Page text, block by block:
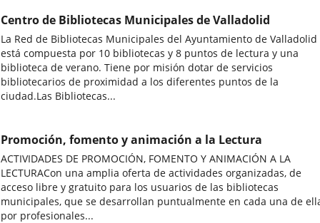
Centro de Bibliotecas Municipales de Valladolid
La Red de Bibliotecas Municipales del Ayuntamiento de Valladolid
está compuesta por 10 bibliotecas y 8 puntos de lectura y una
biblioteca de verano. Tiene por misión dotar de servicios
bibliotecarios de proximidad a los diferentes puntos de la
ciudad.Las Bibliotecas...
Promoción, fomento y animación a la Lectura
ACTIVIDADES DE PROMOCIÓN, FOMENTO Y ANIMACIÓN A LA
LECTURACon una amplia oferta de actividades organizadas, de
acceso libre y gratuito para los usuarios de las bibliotecas
municipales, que se desarrollan puntualmente en cada una de
por profesionales...